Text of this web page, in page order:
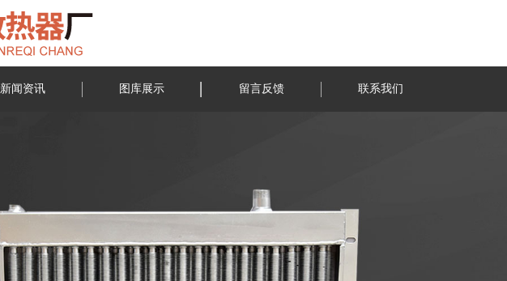
新闻资讯 图库展示 留言反馈 联系我们